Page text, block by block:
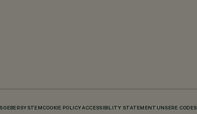
COOKIE POLICY ACCESSIBILITY STATEMENT UNSERE CODES